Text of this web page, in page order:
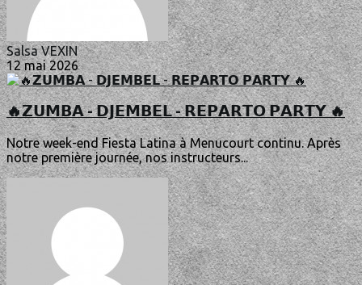
Salsa VEXIN
12 mai 2026
🔥𝗭𝗨𝗠𝗕𝗔 - 𝗗𝗝𝗘𝗠𝗕𝗘𝗟 - 𝗥𝗘𝗣𝗔𝗥𝗧𝗢 𝗣𝗔𝗥𝗧𝗬 🔥
Notre week-end Fiesta Latina à Menucourt continu. Après
notre première journée, nos instructeurs...